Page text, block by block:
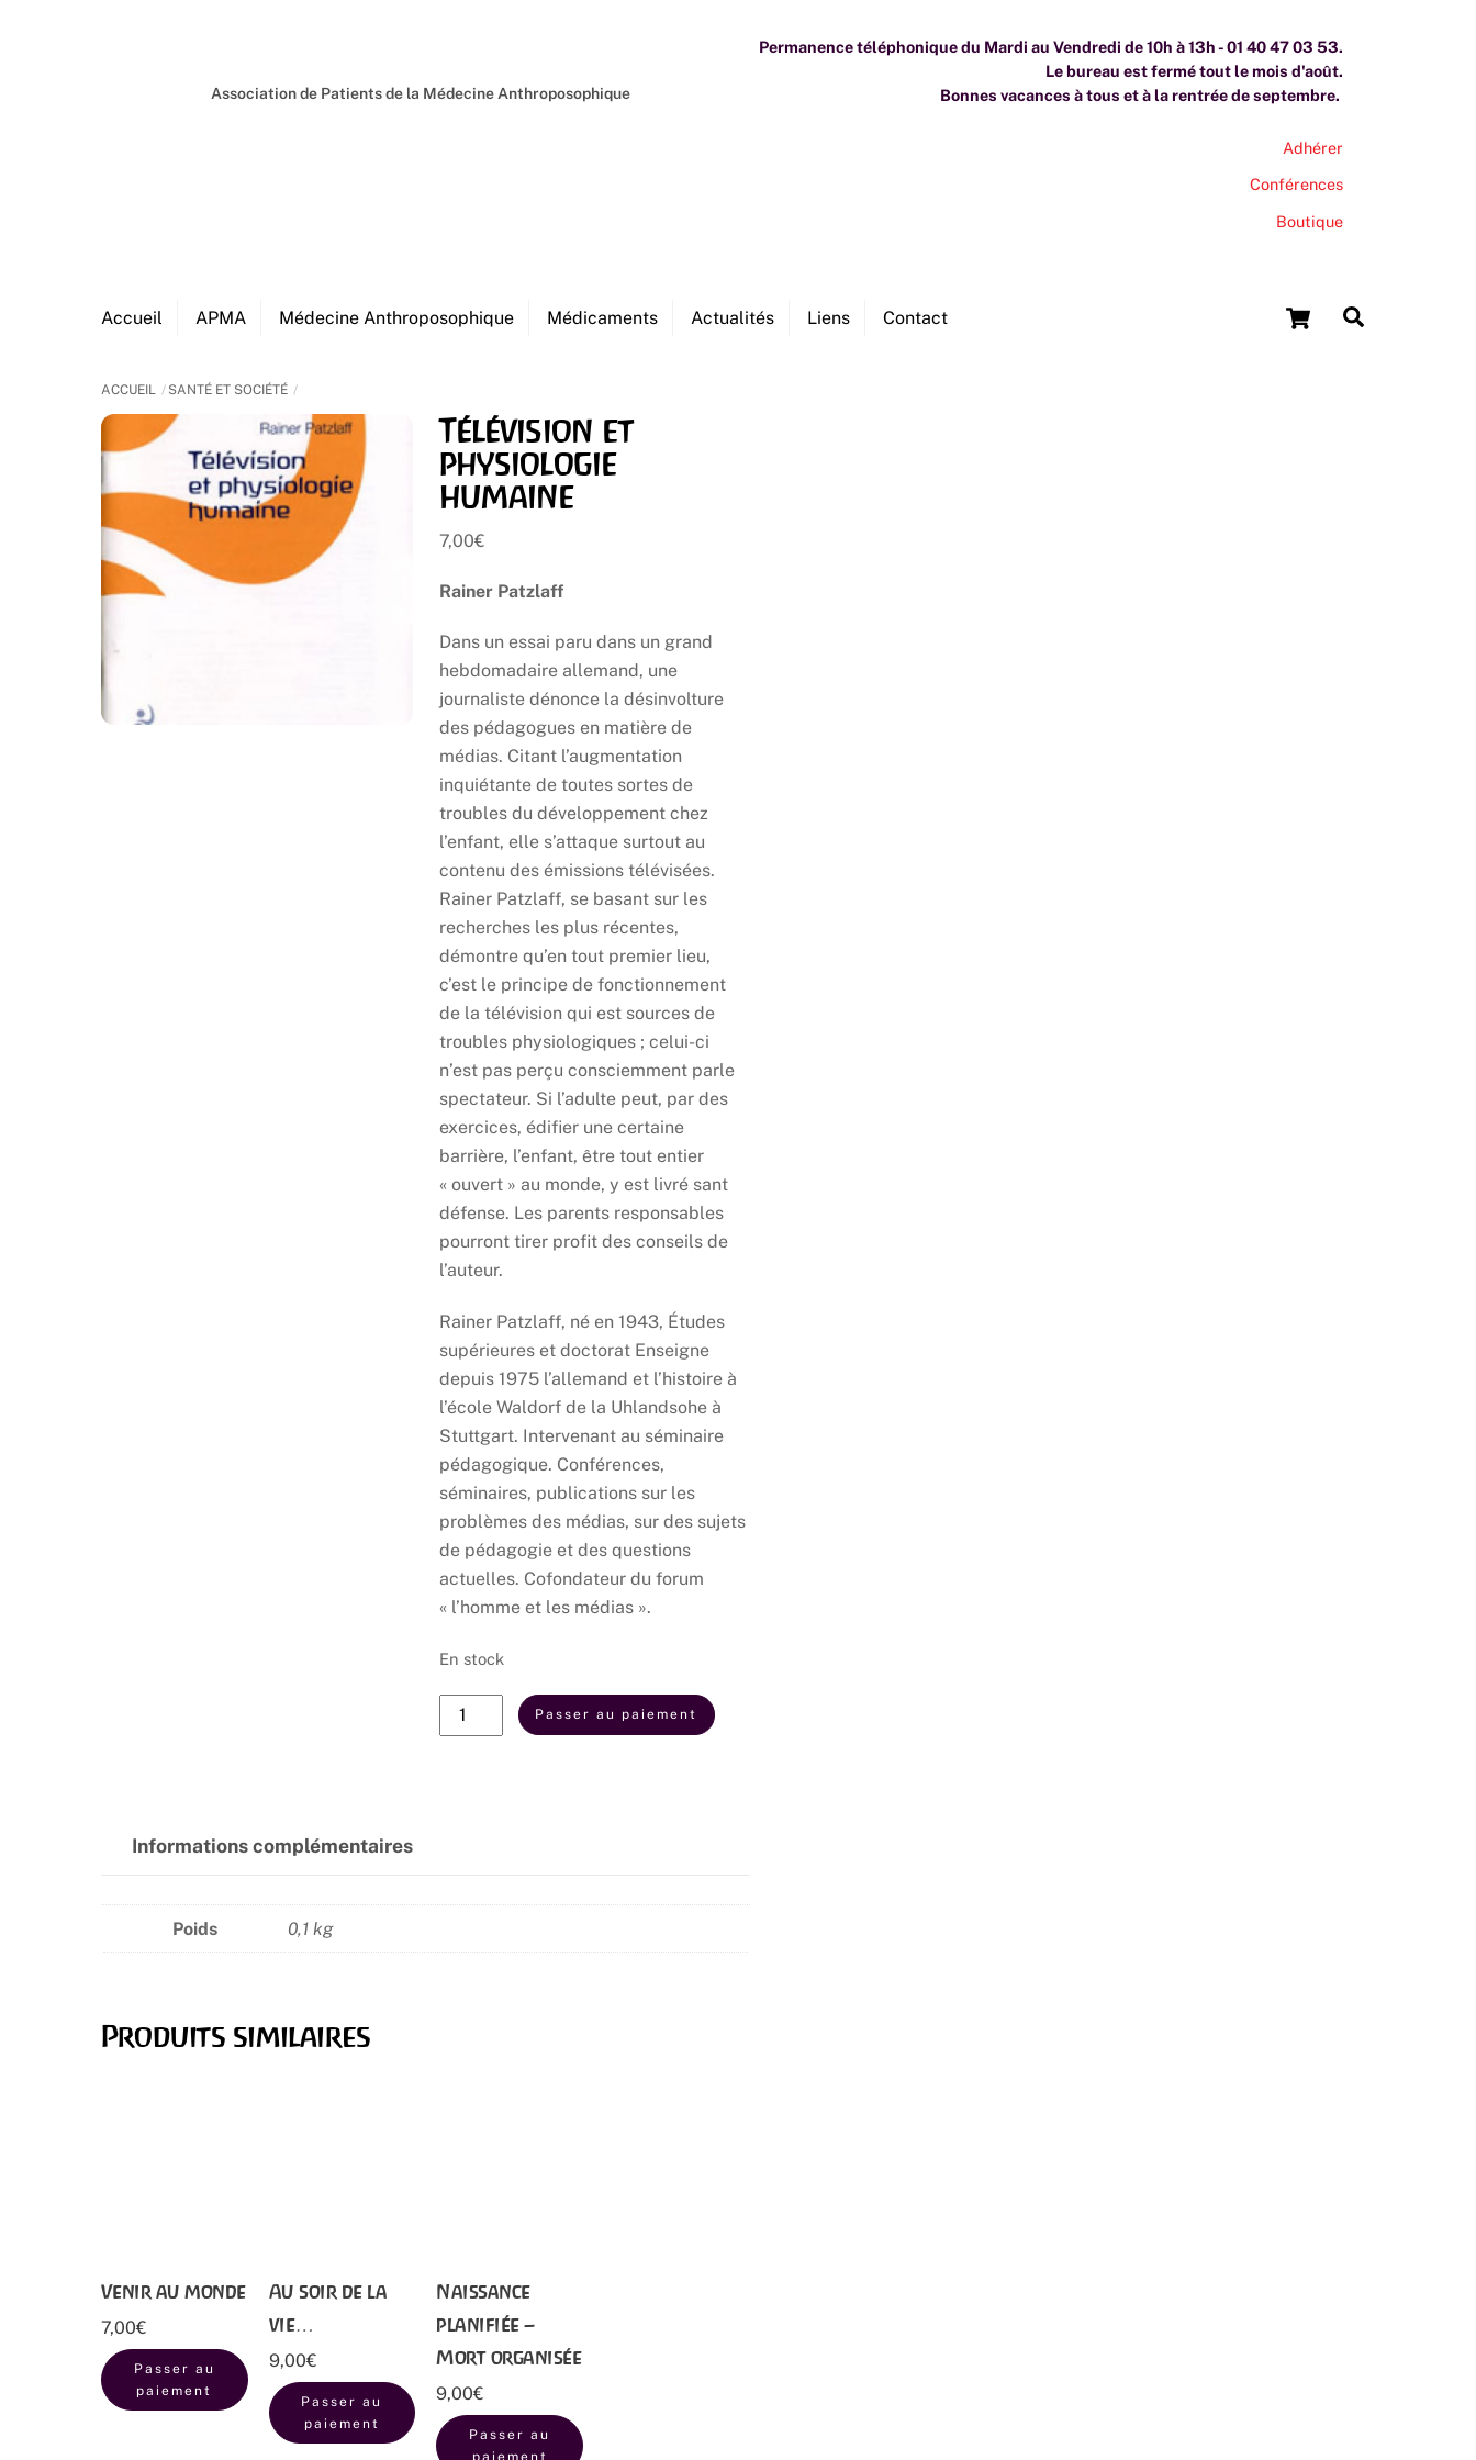
Association de Patients de la Médecine Anthroposophique
Cart
Accueil APMA Médecine Anthroposophique Médicaments Actualités Liens Contact
Permanence téléphonique du Mardi au Vendredi de 10h à 13h - 01 40 47 03 53.
Le bureau est fermé tout le mois d'août.
Bonnes vacances à tous et à la rentrée de septembre.
Adhérer
Conférences
Boutique
ACCUEIL SANTÉ ET SOCIÉTÉ
Télévision et
physiologie
humaine
7,00€
Rainer Patzlaff
Dans un essai paru dans un grand
hebdomadaire allemand, une
journaliste dénonce la désinvolture
des pédagogues en matière de
médias. Citant l’augmentation
inquiétante de toutes sortes de
troubles du développement chez
l’enfant, elle s’attaque surtout au
contenu des émissions télévisées.
Rainer Patzlaff, se basant sur les
recherches les plus récentes,
démontre qu’en tout premier lieu,
c’est le principe de fonctionnement
de la télévision qui est sources de
troubles physiologiques ; celui-ci
n’est pas perçu consciemment parle
spectateur. Si l’adulte peut, par des
exercices, édifier une certaine
barrière, l’enfant, être tout entier
« ouvert » au monde, y est livré sant
défense. Les parents responsables
pourront tirer profit des conseils de
l’auteur.
Rainer Patzlaff, né en 1943, Études
supérieures et doctorat Enseigne
depuis 1975 l’allemand et l’histoire à
l’école Waldorf de la Uhlandsohe à
Stuttgart. Intervenant au séminaire
pédagogique. Conférences,
séminaires, publications sur les
problèmes des médias, sur des sujets
de pédagogie et des questions
actuelles. Cofondateur du forum
« l’homme et les médias ».
En stock
quantité
de
Passer au paiement
Informations complémentaires
Poids 0,1 kg
Produits similaires
Venir au monde
7,00€
Passer au
paiement
Au soir de la
vie…
9,00€
Passer au
paiement
Naissance
planifiée –
Mort organisée
9,00€
Passer au
paiement